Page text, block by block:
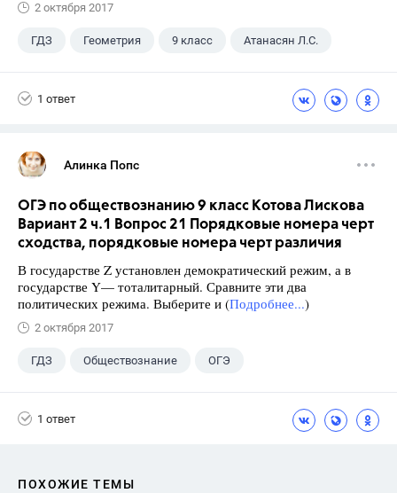
2 октября 2017
ГДЗ Геометрия 9 класс Атанасян Л.С.
1 ответ
Алинка Попс
ОГЭ по обществознанию 9 класс Котова Лискова
Вариант 2 ч.1 Вопрос 21 Порядковые номера черт
сходства, порядковые номера черт различия
В государстве Z установлен демократический режим, а в
государстве Y— тоталитарный. Сравните эти два
политических режима. Выберите и (Подробнее...)
2 октября 2017
ГДЗ Обществознание ОГЭ
1 ответ
ПОХОЖИЕ ТЕМЫ